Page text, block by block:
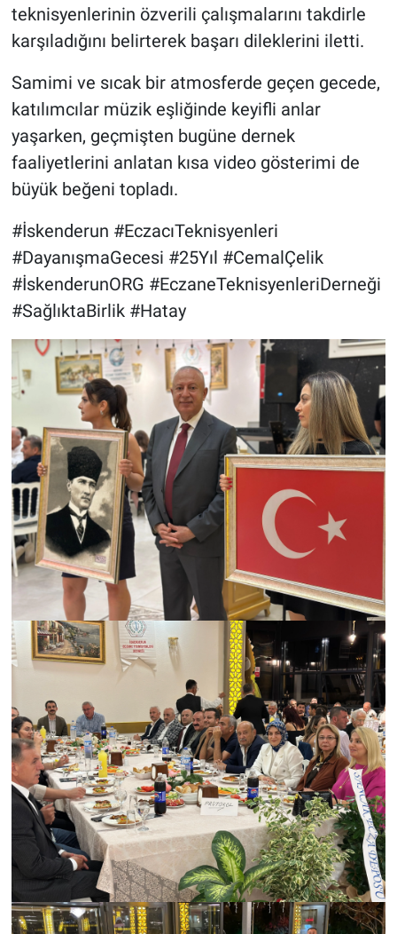
teknisyenlerinin özverili çalışmalarını takdirle
karşıladığını belirterek başarı dileklerini iletti.
Samimi ve sıcak bir atmosferde geçen gecede,
katılımcılar müzik eşliğinde keyifli anlar
yaşarken, geçmişten bugüne dernek
faaliyetlerini anlatan kısa video gösterimi de
büyük beğeni topladı.
#İskenderun #EczacıTeknisyenleri
#DayanışmaGecesi #25Yıl #CemalÇelik
#İskenderunORG #EczaneTeknisyenleriDerneği
#SağlıktaBirlik #Hatay